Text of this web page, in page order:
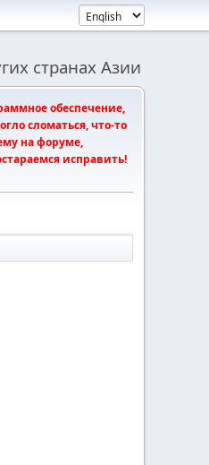
странах Азии
обеспечение,
сломаться, что-то
на форуме,
исправить!